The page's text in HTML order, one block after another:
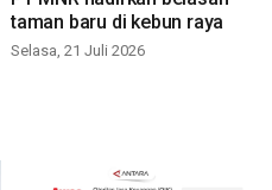
taman baru di kebun raya
Selasa, 21 Juli 2026